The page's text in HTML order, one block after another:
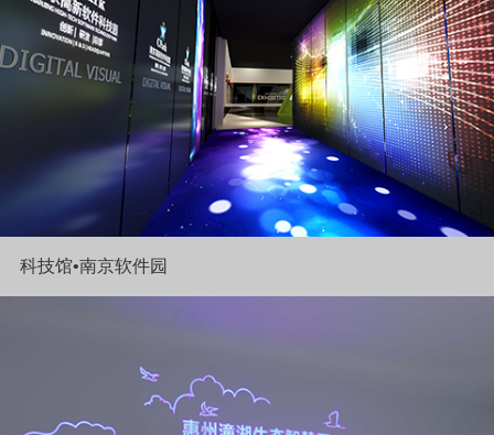
科技馆•南京软件园